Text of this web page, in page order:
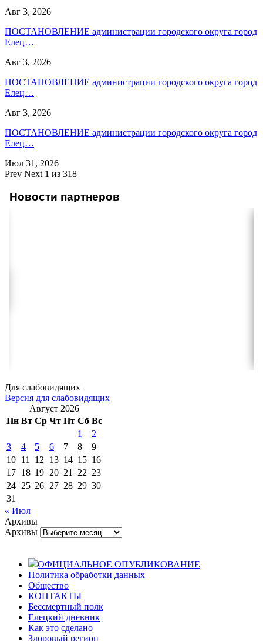
Авг 3, 2026
ПОСТАНОВЛЕНИЕ администрации городского округа город
Елец…
Авг 3, 2026
ПОСТАНОВЛЕНИЕ администрации городского округа город
Елец…
Авг 3, 2026
ПОСТАНОВЛЕНИЕ администрации городского округа город
Елец…
Июл 31, 2026
Prev Next 1 из 318
Новости партнеров
Для слабовидящих
Версия для слабовидящих
Август 2026
Пн Вт Ср Чт Пт Сб Вс
1
2
3
4 5 6 7 8
9
10 11 12 13 14 15 16
17 18 19 20 21 22 23
24 25 26 27 28 29 30
31
« Июл
Архивы
Архивы
ОФИЦИАЛЬНОЕ ОПУБЛИКОВАНИЕ
Политика обработки данных
Общество
КОНТАКТЫ
Бессмертный полк
Елецкий дневник
Как это сделано
Здоровый регион